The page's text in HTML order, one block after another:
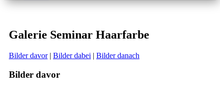
Galerie Seminar Haarfarbe
Bilder davor| Bilder dabei | Bilder danach
Bilder davor